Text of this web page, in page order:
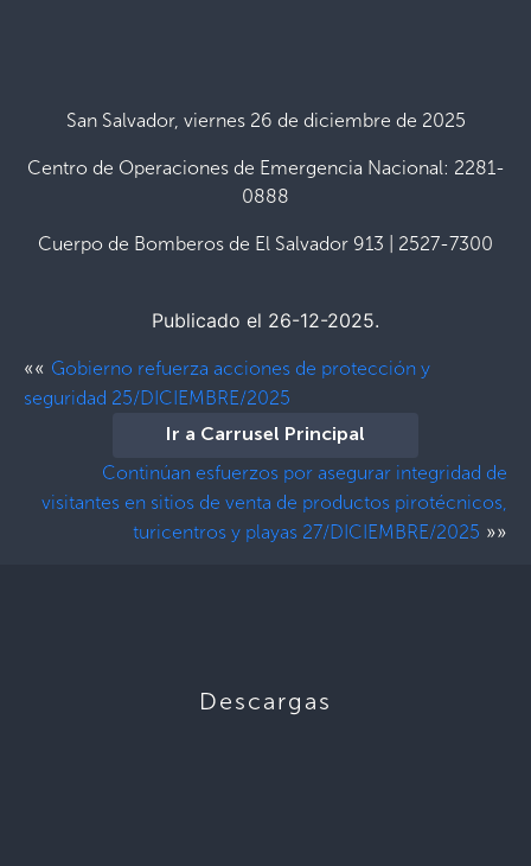
San Salvador, viernes 26 de diciembre de 2025
Centro de Operaciones de Emergencia Nacional: 2281-
0888
Cuerpo de Bomberos de El Salvador 913 | 2527-7300
Publicado el 26-12-2025.
«« Gobierno refuerza acciones de protección y
seguridad 25/DICIEMBRE/2025
Ir a Carrusel Principal
Continúan esfuerzos por asegurar integridad de
visitantes en sitios de venta de productos pirotécnicos,
turicentros y playas 27/DICIEMBRE/2025 »»
Descargas